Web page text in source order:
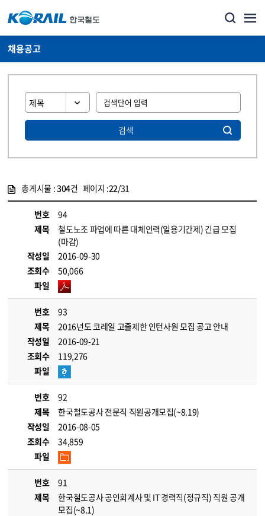
채용공고
검색
총게시물 :304건 페이지 :22/31
번호
94
제목
철도노조 파업에 따른 대체인력(일용기간제) 긴급 모집
(마감)
작성일
2016-09-30
조회수
50,066
파일
번호
93
제목
2016년도 코레일 고졸제한 인턴사원 모집 공고 안내
작성일
2016-09-21
조회수
119,276
파일
번호
92
제목
한국철도공사 전문직 직원공개모집(~8.19)
작성일
2016-08-05
조회수
34,859
파일
번호
91
제목
한국철도공사 공인회계사 및 IT 경력직(정규직) 직원 공개
모집(~8.1)